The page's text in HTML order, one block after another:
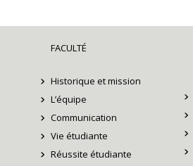
FACULTÉ
Historique et mission
L’équipe
Communication
Vie étudiante
Réussite étudiante